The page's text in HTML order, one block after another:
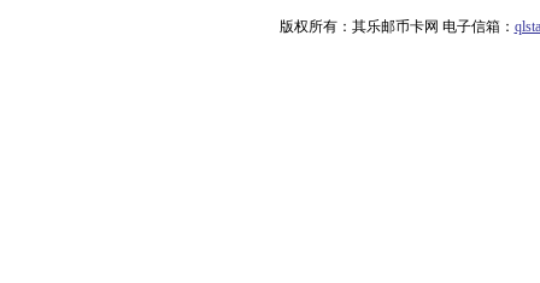
版权所有：其乐邮币卡网 电子信箱：